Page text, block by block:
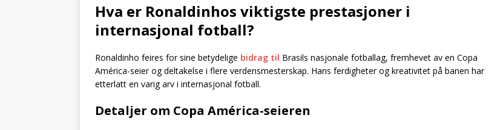
Hva er Ronaldinhos viktigste prestasjoner i
internasjonal fotball?
Ronaldinho feires for sine betydelige bidrag til Brasils nasjonale fotballag, fremhevet av en Copa
América-seier og deltakelse i flere verdensmesterskap. Hans ferdigheter og kreativitet på banen har
etterlatt en varig arv i internasjonal fotball.
Detaljer om Copa América-seieren